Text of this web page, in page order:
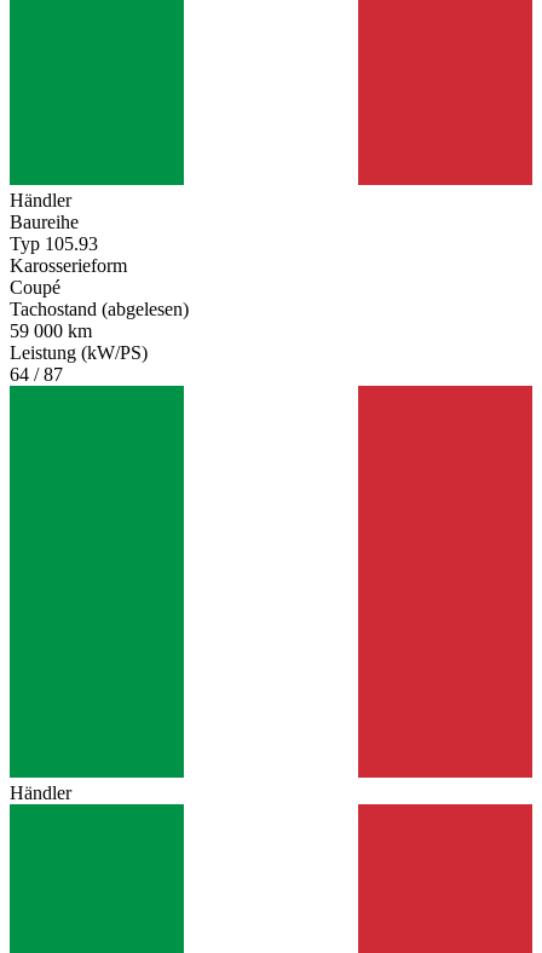
Händler
Baureihe
Typ 105.93
Karosserieform
Coupé
Tachostand (abgelesen)
59 000 km
Leistung (kW/PS)
64 / 87
Händler